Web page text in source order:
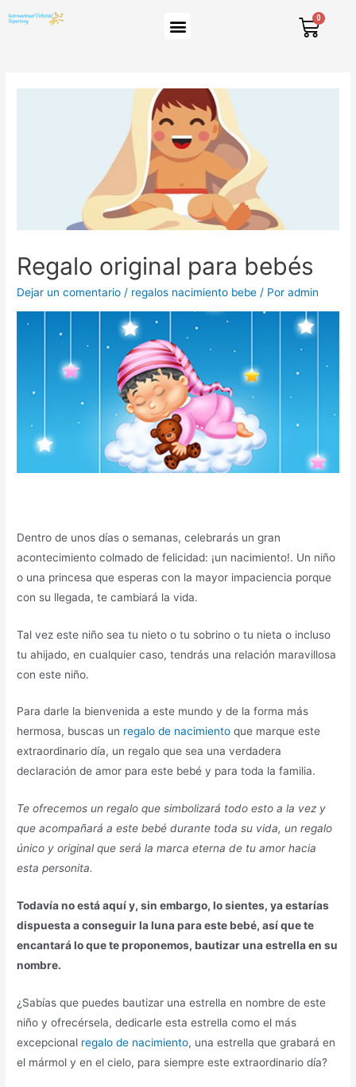
Regalo original para bebés
Dejar un comentario / regalos nacimiento bebe / Poradmin
Dentro de unos días o semanas, celebrarás un gran
acontecimiento colmado de felicidad: ¡un nacimiento!. Un niño
o una princesa que esperas con la mayor impaciencia porque
con su llegada, te cambiará la vida.
Tal vez este niño sea tu nieto o tu sobrino o tu nieta o incluso
tu ahijado, en cualquier caso, tendrás una relación maravillosa
con este niño.
Para darle la bienvenida a este mundo y de la forma más
hermosa, buscas un regalo de nacimiento que marque este
extraordinario día, un regalo que sea una verdadera
declaración de amor para este bebé y para toda la familia.
Te ofrecemos un regalo que simbolizará todo esto a la vez y
que acompañará a este bebé durante toda su vida, un regalo
único y original que será la marca eterna de tu amor hacia
esta personita.
Todavía no está aquí y, sin embargo, lo sientes, ya estarías
dispuesta a conseguir la luna para este bebé, así que te
encantará lo que te proponemos, bautizar una estrella en su
nombre.
¿Sabías que puedes bautizar una estrella en nombre de este
niño y ofrecérsela, dedicarle esta estrella como el más
excepcional regalo de nacimiento, una estrella que grabará en
el mármol y en el cielo, para siempre este extraordinario día?